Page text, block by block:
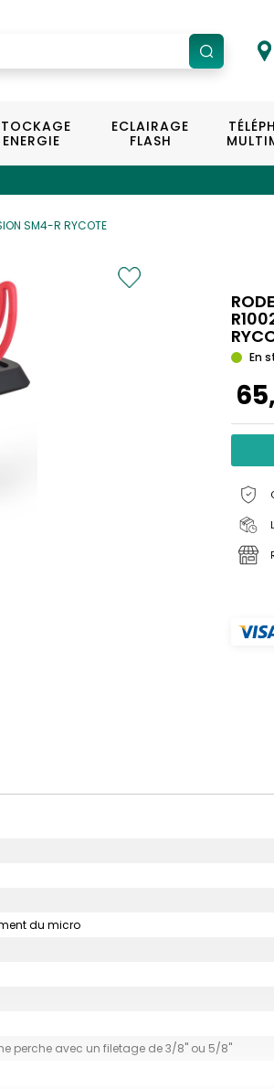
ENERGIE
ECLAIRAGE
FLASH
SM4-R RYCOTE
En
du micro
perche avec un filetage de 3/8'' ou 5/8''